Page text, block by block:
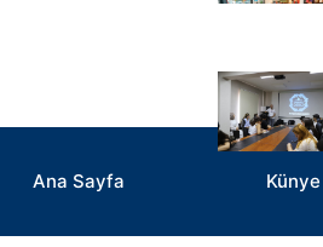
Ana Sayfa Künye